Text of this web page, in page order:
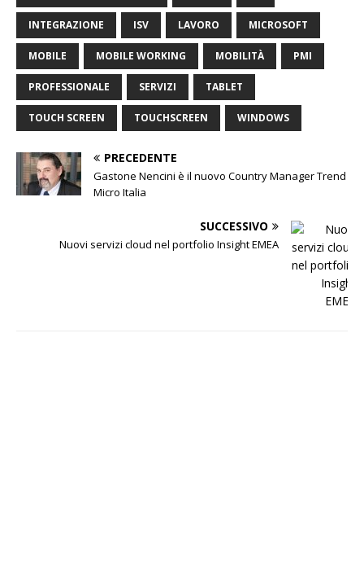
INTEGRAZIONE ISV LAVORO MICROSOFT
MOBILE MOBILE WORKING MOBILITÀ PMI
PROFESSIONALE SERVIZI TABLET
TOUCH SCREEN TOUCHSCREEN WINDOWS
PRECEDENTE
Gastone Nencini è il nuovo Country Manager Trend
Micro Italia
SUCCESSIVO
Nuovi servizi cloud nel portfolio Insight EMEA